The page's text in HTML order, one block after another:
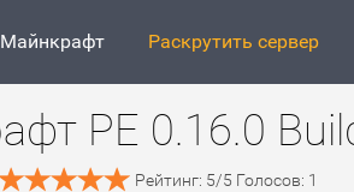
Раскрутить сервер
PE 0.16.0
Рейтинг: 5/5 Голосов: 1